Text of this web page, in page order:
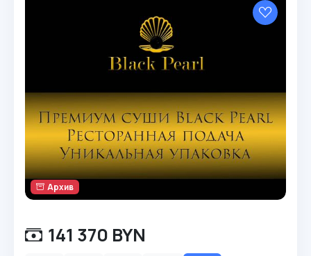
Архив
141 370 BYN